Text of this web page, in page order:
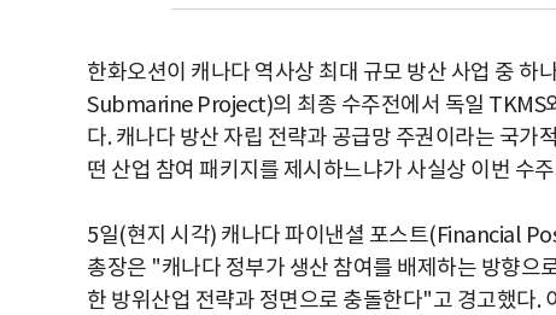
한화오션이 캐나다 역사상 최대 규모 방산 사업 중
Submarine Project)의 최종 수주전에서 독일 TKMS
다. 캐나다 방산 자립 전략과 공급망 주권이라는 국가
떤 산업 참여 패키지를 제시하느냐가 사실상 이번 수
5일(현지 시각) 캐나다 파이낸셜 포스트(Financial
총장은 "캐나다 정부가 생산 참여를 배제하는 방향
한 방위산업 전략과 정면으로 충돌한다"고 경고했다.